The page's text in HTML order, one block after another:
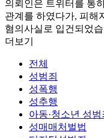
의뢰인은 트위터를 통
관계를 하였다가, 피해
혐의사실로 입건되었
더보기
전체
성범죄
성폭행
성추행
아동·청소년 성범
성매매처벌법